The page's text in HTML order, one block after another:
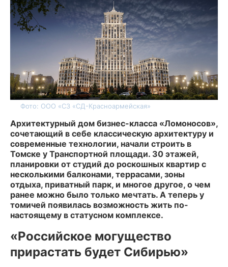
Фото: ООО «СЗ «СД-Красноармейская»
Архитектурный дом бизнес-класса «Ломоносов»,
сочетающий в себе классическую архитектуру и
современные технологии, начали строить в
Томске у Транспортной площади. 30 этажей,
планировки от студий до роскошных квартир с
несколькими балконами, террасами, зоны
отдыха, приватный парк, и многое другое, о чем
ранее можно было только мечтать. А теперь у
томичей появилась возможность жить по-
настоящему в статусном комплексе.
«Российское могущество
прирастать будет Сибирью»